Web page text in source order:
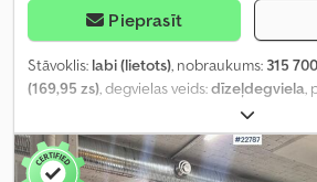
Pieprasīt
Stāvoklis: labi (lietots), nobraukums: 315
(169,95 zs) , degvielas veids:dīzeļdegviela
4x2
emisijas klase:Euro 6, krāsa:balts,
Aprīkojums:ABS, borta dators, gaisa